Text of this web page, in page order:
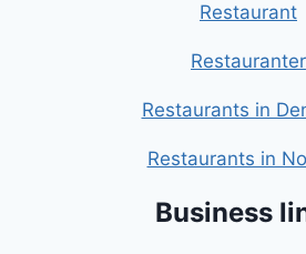
Restaurant
Restauranter
Restaurants in
Restaurants in
Business